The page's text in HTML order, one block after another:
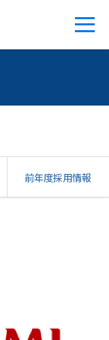
前年度採用情報